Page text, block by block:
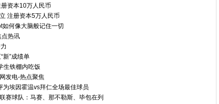
资本10万人民币
注册资本5万人民币
何像大脑般记住一切
点热讯
新”成绩单
生铁棚内吃饭
发电-热点聚焦
埃因霍温vs拜仁全场最佳球员
赛球队：马赛、那不勒斯、毕包在列